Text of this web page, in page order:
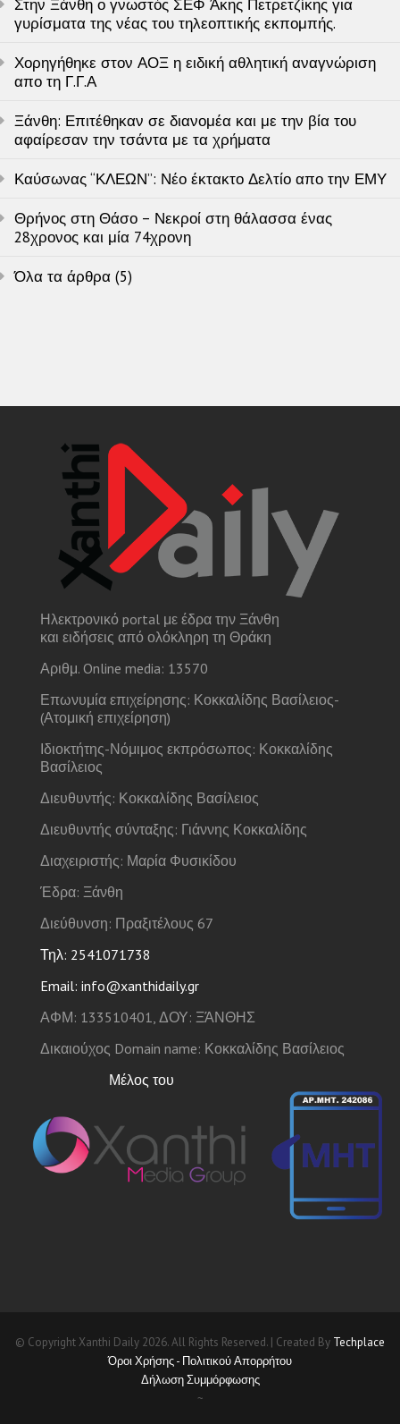
Στην Ξάνθη ο γνωστός ΣΕΦ Άκης Πετρετζίκης για
γυρίσματα της νέας του τηλεοπτικής εκπομπής.
Χορηγήθηκε στον ΑΟΞ η ειδική αθλητική αναγνώριση
απο τη Γ.Γ.Α
Ξάνθη: Επιτέθηκαν σε διανομέα και με την βία του
αφαίρεσαν την τσάντα με τα χρήματα
Καύσωνας “ΚΛΕΩΝ”: Νέο έκτακτο Δελτίο απο την ΕΜΥ
Θρήνος στη Θάσο – Νεκροί στη θάλασσα ένας
28χρονος και μία 74χρονη
Όλα τα άρθρα (5)
Ηλεκτρονικό portal με έδρα την Ξάνθη
και ειδήσεις από ολόκληρη τη Θράκη
Αριθμ. Online media: 13570
Επωνυμία επιχείρησης: Κοκκαλίδης Βασίλειος-
(Ατομική επιχείρηση)
Ιδιοκτήτης-Νόμιμος εκπρόσωπος: Κοκκαλίδης
Βασίλειος
Διευθυντής: Κοκκαλίδης Βασίλειος
Διευθυντής σύνταξης: Γιάννης Κοκκαλίδης
Διαχειριστής: Μαρία Φυσικίδου
Έδρα: Ξάνθη
Διεύθυνση: Πραξιτέλους 67
Τηλ: 2541071738
Email: info@xanthidaily.gr
ΑΦΜ: 133510401, ΔΟΥ: ΞΆΝΘΗΣ
Δικαιούχος Domain name: Κοκκαλίδης Βασίλειος
Μέλος του
© Copyright Xanthi Daily 2026. All Rights Reserved. | Created By Techplace
Όροι Χρήσης - Πολιτικού Απορρήτου
Δήλωση Συμμόρφωσης
~